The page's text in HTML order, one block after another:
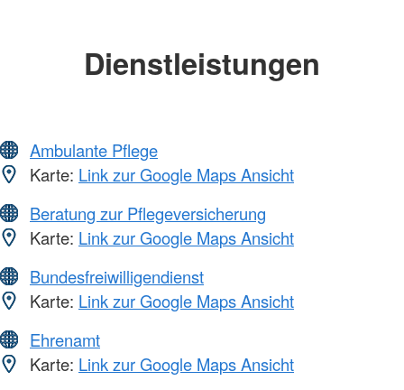
Dienstleistungen
Ambulante Pflege
Karte: Link zur Google Maps Ansicht
Beratung zur Pflegeversicherung
Karte: Link zur Google Maps Ansicht
Bundesfreiwilligendienst
Karte: Link zur Google Maps Ansicht
Ehrenamt
Karte: Link zur Google Maps Ansicht